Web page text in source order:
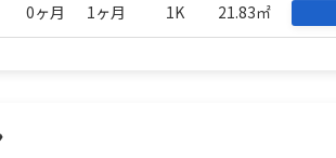
0ヶ月 1ヶ月 1K 21.83㎡